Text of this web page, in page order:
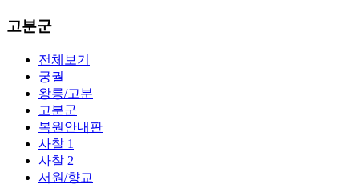
고분군
전체보기
궁궐
왕릉/고분
고분군
복원안내판
사찰 1
사찰 2
서원/향교